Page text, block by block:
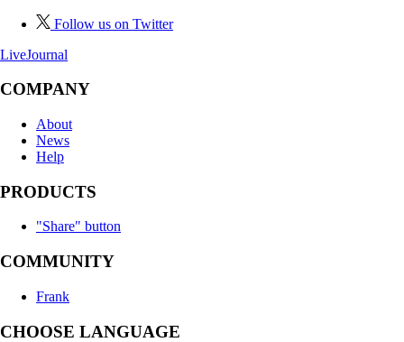
Follow us on Twitter
LiveJournal
COMPANY
About
News
Help
PRODUCTS
"Share" button
COMMUNITY
Frank
CHOOSE LANGUAGE